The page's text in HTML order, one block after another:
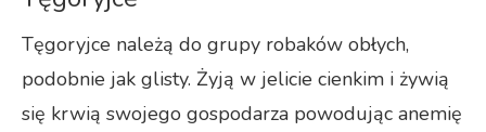
Tęgoryjce należą do grupy robaków obłych,
podobnie jak glisty. Żyją w jelicie cienkim i żywią
się krwią swojego gospodarza powodując anemię